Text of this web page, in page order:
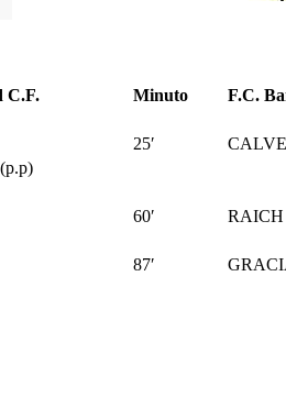
C.F. Minuto
F.C.
25′
60′
RAICH
87′